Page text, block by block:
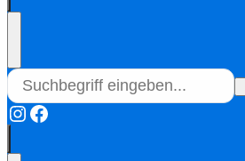
Instagram
Facebook